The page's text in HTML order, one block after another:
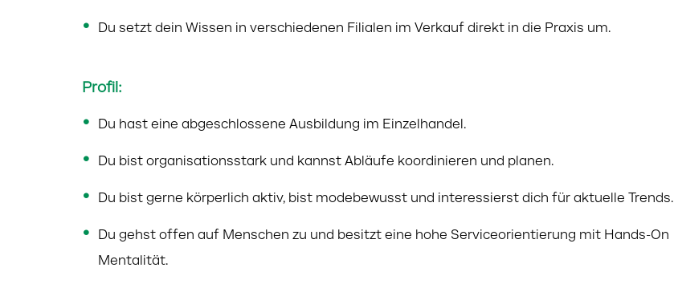
Du setzt dein Wissen in verschiedenen Filialen im Verkauf direkt in die Praxis um.
Profil:
Du hast eine abgeschlossene Ausbildung im Einzelhandel.
Du bist organisationsstark und kannst Abläufe koordinieren und planen.
Du bist gerne körperlich aktiv, bist modebewusst und interessierst dich für aktuelle Trends.
Du gehst offen auf Menschen zu und besitzt eine hohe Serviceorientierung mit Hands-On
Mentalität.